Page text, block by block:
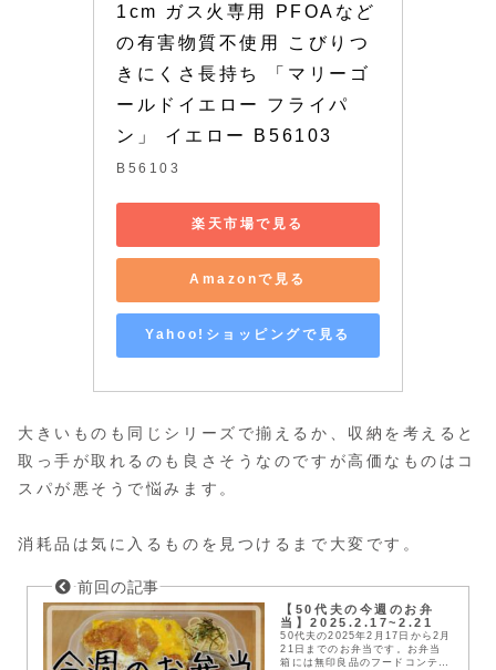
1cm ガス火専用 PFOAなど
の有害物質不使用 こびりつ
きにくさ長持ち 「マリーゴ
ールドイエロー フライパ
ン」 イエロー B56103
B56103
楽天市場で見る
Amazonで見る
Yahoo!ショッピングで見る
大きいものも同じシリーズで揃えるか、収納を考えると
取っ手が取れるのも良さそうなのですが高価なものはコ
スパが悪そうで悩みます。
消耗品は気に入るものを見つけるまで大変です。
【50代夫の今週のお弁
当】2025.2.17~2.21
50代夫の2025年2月17日から2月
21日までのお弁当です。お弁当
箱には無印良品のフードコンテナ